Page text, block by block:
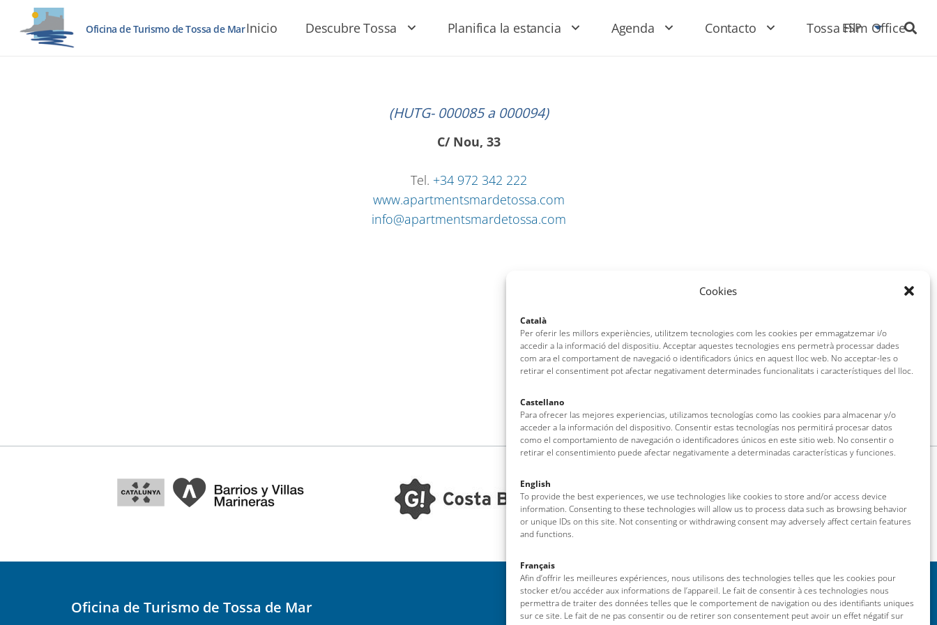
Cookies
Català
Per oferir les millors experiències, utilitzem tecnologies com les cookies per emmagatzemar i/o
accedir a la informació del dispositiu. Acceptar aquestes tecnologies ens permetrà processar dades
com ara el comportament de navegació o identificadors únics en aquest lloc web. No acceptar-les o
retirar el consentiment pot afectar negativament determinades funcionalitats i característiques del lloc.
Castellano
Para ofrecer las mejores experiencias, utilizamos tecnologías como las cookies para almacenar y/o
acceder a la información del dispositivo. Consentir estas tecnologías nos permitirá procesar datos
como el comportamiento de navegación o identificadores únicos en este sitio web. No consentir o
retirar el consentimiento puede afectar negativamente a determinadas características y funciones.
English
To provide the best experiences, we use technologies like cookies to store and/or access device
information. Consenting to these technologies will allow us to process data such as browsing behavior
or unique IDs on this site. Not consenting or withdrawing consent may adversely affect certain features
and functions.
Français
Afin d’offrir les meilleures expériences, nous utilisons des technologies telles que les cookies pour
stocker et/ou accéder aux informations de l’appareil. Le fait de consentir à ces technologies nous
permettra de traiter des données telles que le comportement de navigation ou des identifiants uniques
sur ce site. Le fait de ne pas consentir ou de retirer son consentement peut avoir un effet négatif sur
Oficina de Turismo de Tossa de MarInicio Descubre Tossa Planifica la estancia Agenda Contacto Tossa Film Office
ESP
(HUTG- 000085 a 000094)
C/ Nou, 33
Tel. +34 972 342 222
www.apartmentsmardetossa.com
info@apartmentsmardetossa.com
Oficina de Turismo de Tossa de Mar